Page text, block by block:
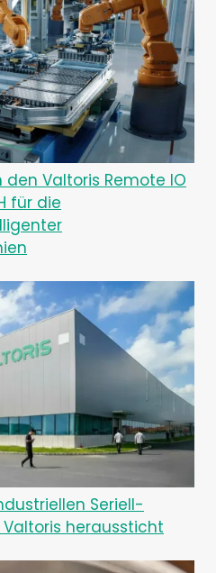
den Valtoris Remote IO
für die
Seriell-
Valtoris heraussticht